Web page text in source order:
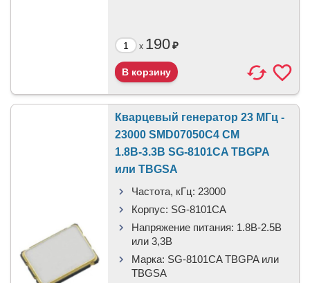
x 190₽
Кварцевый генератор 23 МГц -
23000 SMD07050C4 CM
1.8В-3.3В SG-8101CA TBGPA
или TBGSA
Частота, кГц: 23000
Корпус: SG-8101CA
Напряжение питания: 1.8В-2.5B
или 3,3B
Марка: SG-8101CA TBGPA или
TBGSA